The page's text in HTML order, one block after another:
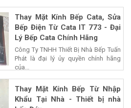
Thay Mặt Kính Bếp Cata, Sửa
Bếp Điện Từ Cata IT 773 - Đại
Lý Bếp Cata Chính Hãng
Công Ty TNHH Thiết Bị Nhà Bếp Tuấn
Phát là đại lý ủy quyền chính hãng
của...
Thay Mặt Kính Bếp Từ Nhập
Khẩu Tại Nhà - Thiết bị nhà